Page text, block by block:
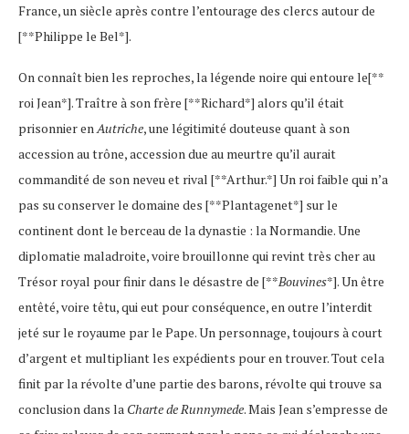
France, un siècle après contre l’entourage des clercs autour de
[**Philippe le Bel*].
On connaît bien les reproches, la légende noire qui entoure le[**
roi Jean*]. Traître à son frère [**Richard*] alors qu’il était
prisonnier en Autriche, une légitimité douteuse quant à son
accession au trône, accession due au meurtre qu’il aurait
commandité de son neveu et rival [**Arthur.*] Un roi faible qui n’a
pas su conserver le domaine des [**Plantagenet*] sur le
continent dont le berceau de la dynastie : la Normandie. Une
diplomatie maladroite, voire brouillonne qui revint très cher au
Trésor royal pour finir dans le désastre de [**Bouvines*]. Un être
entêté, voire têtu, qui eut pour conséquence, en outre l’interdit
jeté sur le royaume par le Pape. Un personnage, toujours à court
d’argent et multipliant les expédients pour en trouver. Tout cela
finit par la révolte d’une partie des barons, révolte qui trouve sa
conclusion dans la Charte de Runnymede. Mais Jean s’empresse de